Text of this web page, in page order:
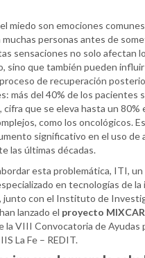
miedo son emociones
personas antes de
sensaciones no solo afectan
sino que también pueden
de recuperación
más del 40% de los pacientes
cifra que se eleva hasta un 80%
como los oncológicos.
significativo en el uso de
las últimas décadas.
esta problemática, ITI,
en tecnologías de la
junto con el Instituto de
lanzado el proyecto
la VIII Convocatoria de Ayudas
La Fe – REDIT.